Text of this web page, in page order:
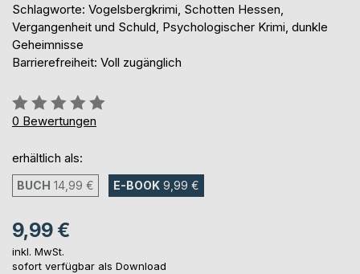
Schlagworte: Vogelsbergkrimi, Schotten Hessen,
Vergangenheit und Schuld, Psychologischer Krimi, dunkle
Geheimnisse
Barrierefreiheit: Voll zugänglich
Bewertung::
0%
0 Bewertungen
erhältlich als:
BUCH 14,99 € E-BOOK 9,99 €
9,99 €
inkl. MwSt.
sofort verfügbar als Download